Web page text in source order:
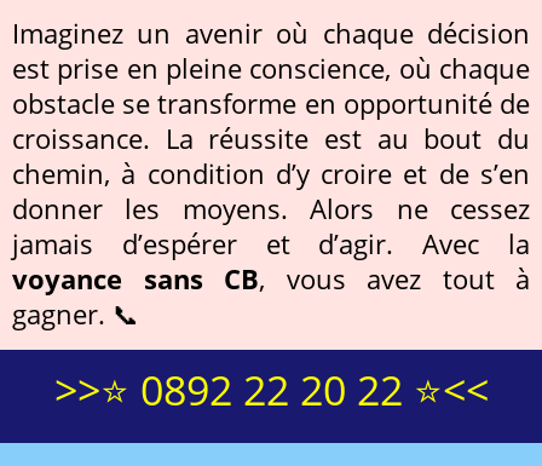
Imaginez un avenir où chaque décision
est prise en pleine conscience, où chaque
obstacle se transforme en opportunité de
croissance. La réussite est au bout du
chemin, à condition d’y croire et de s’en
donner les moyens. Alors ne cessez
jamais d’espérer et d’agir. Avec la
voyance sans CB, vous avez tout à
gagner. 📞
>>⭐ 0892 22 20 22 ⭐<<